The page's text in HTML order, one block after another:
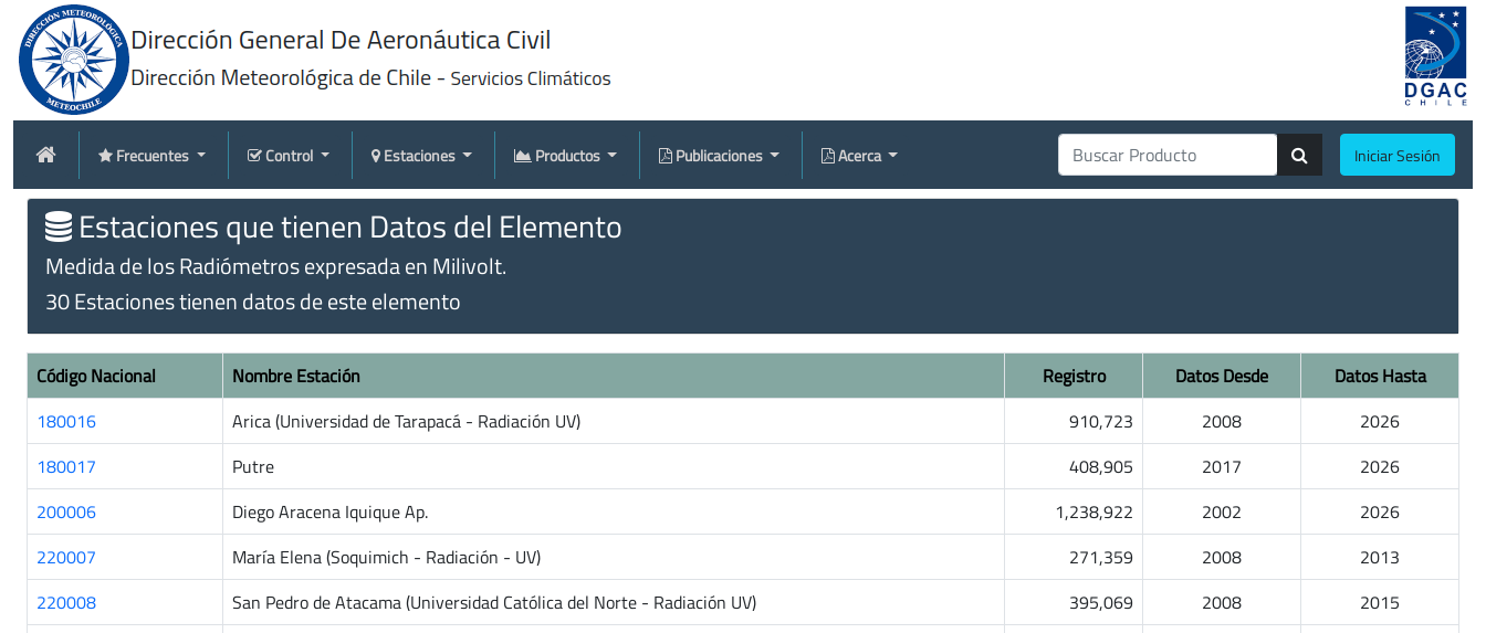
Frecuentes Control Estaciones Productos Publicaciones Acerca Iniciar Sesión
Estaciones que tienen Datos del Elemento
Medida de los Radiómetros expresada en Milivolt.
30 Estaciones tienen datos de este elemento
Código Nacional Nombre Estación Registro Datos Desde
Datos Hasta
180016
Arica (Universidad de Tarapacá - Radiación UV) 910,723 2008
2026
180017
Putre 408,905 2017
2026
200006
Diego Aracena Iquique Ap. 1,238,922 2002
2026
220007
María Elena (Soquimich - Radiación - UV) 271,359 2008
2013
220008
San Pedro de Atacama (Universidad Católica del Norte - Radiación UV) 395,069 2008
2015